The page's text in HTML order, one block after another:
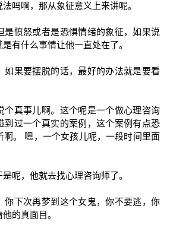
吗啊，那从象征意义上来讲呢。
是愤怒或者是恐惧情绪的象征，如果说
有什么事情让他一直处在了。
如果要摆脱的话，最好的办法就是要看
个真事儿啊。这个呢是一个做心理咨询
到过一个真实的案例，这个案例有点恐
啊。 嗯，一个女孩儿呢，一段时间里面
呢，他就去找心理咨询师了。
你下次再梦到这个女鬼，你不要逃，你
的真面目。